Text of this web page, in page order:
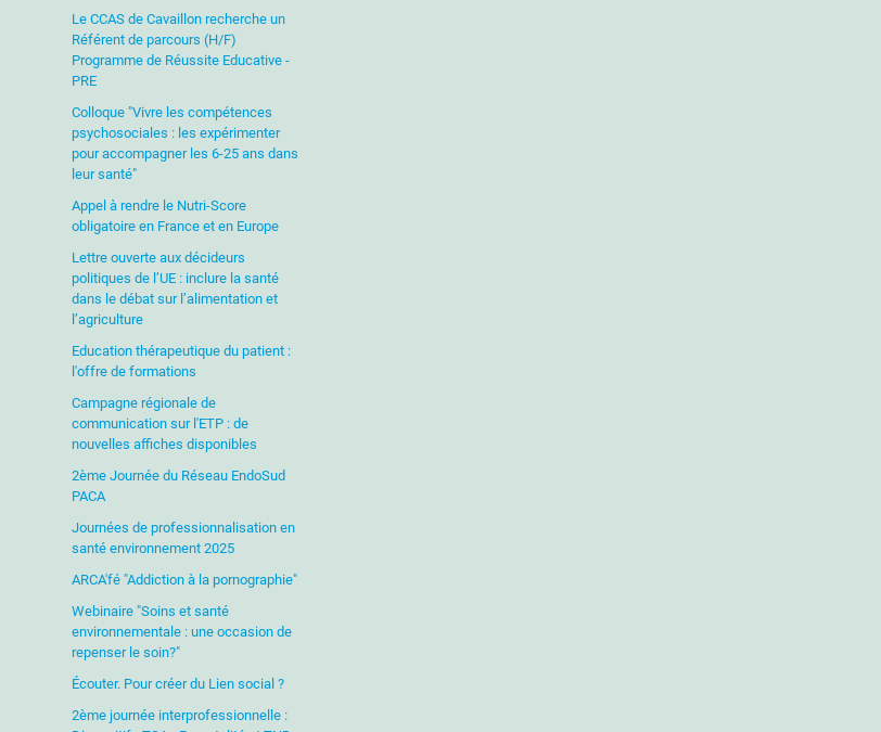
Le CCAS de Cavaillon recherche un
Référent de parcours (H/F)
Programme de Réussite Educative -
PRE
Colloque "Vivre les compétences
psychosociales : les expérimenter
pour accompagner les 6-25 ans dans
leur santé"
Appel à rendre le Nutri-Score
obligatoire en France et en Europe
Lettre ouverte aux décideurs
politiques de l’UE : inclure la santé
dans le débat sur l’alimentation et
l’agriculture
Education thérapeutique du patient :
l'offre de formations
Campagne régionale de
communication sur l'ETP : de
nouvelles affiches disponibles
2ème Journée du Réseau EndoSud
PACA
Journées de professionnalisation en
santé environnement 2025
ARCA'fé "Addiction à la pornographie"
Webinaire "Soins et santé
environnementale : une occasion de
repenser le soin?"
Écouter. Pour créer du Lien social ?
2ème journée interprofessionnelle :